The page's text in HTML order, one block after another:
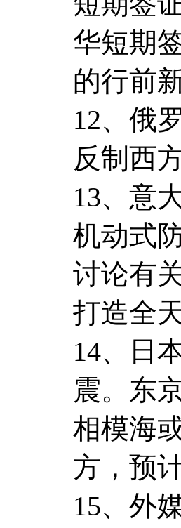
华短期
的行前
12、俄
反制西
13、意
机动式
讨论有
打造全
14、日
震。东
相模海
方，预
15、外